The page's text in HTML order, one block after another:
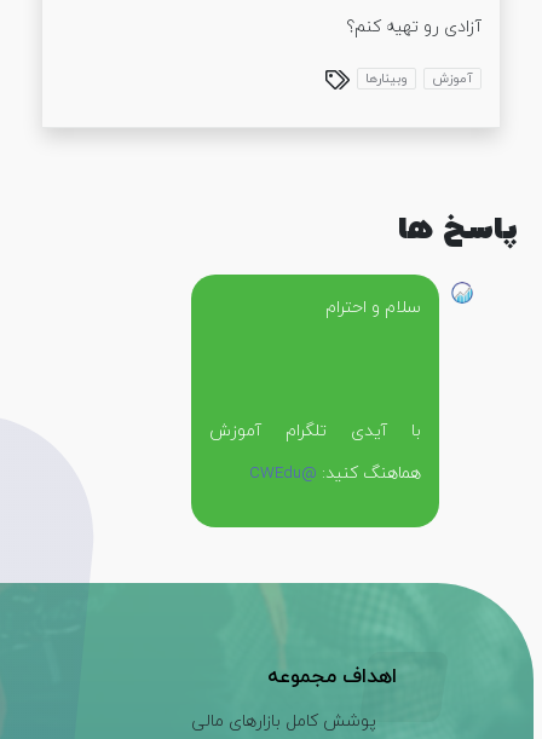
آزادی رو تهیه کنم؟
آموزش وبینارها
پاسخ ها
سلام و احترام
با آیدی تلگرام آموزش
هماهنگ کنید: @CWEdu
اهداف مجموعه
پوشش کامل بازارهای مالی